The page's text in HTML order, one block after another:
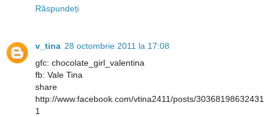
Răspundeți
v_tina 28 octombrie 2011 la 17:08
gfc: chocolate_girl_valentina
fb: Vale Tina
share
http://www.facebook.com/vtina2411/posts/30368198632431
1